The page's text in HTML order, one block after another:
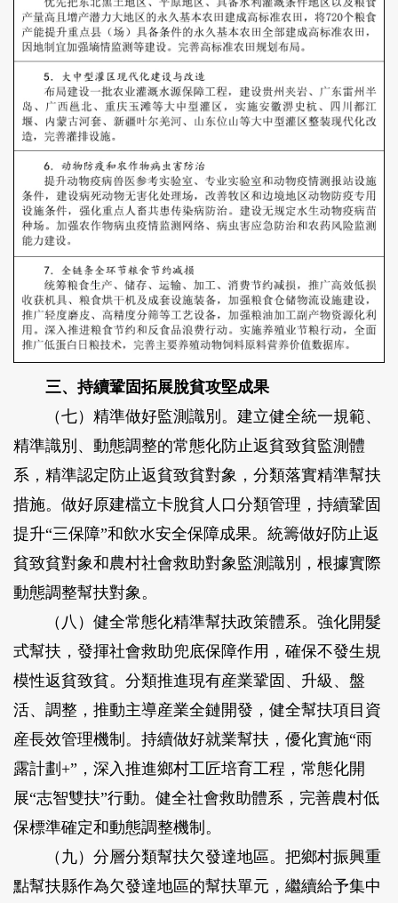
三、持續鞏固拓展脫貧攻堅成果
（七）精準做好監測識別。 建立健全統一規範、
精準識別、動態調整的常態化防止返貧致貧監測體
系，精準認定防止返貧致貧對象，分類落實精準幫扶
措施。做好原建檔立卡脫貧人口分類管理，持續鞏固
提升“三保障”和飲水安全保障成果。統籌做好防止返
貧致貧對象和農村社會救助對象監測識別，根據實際
動態調整幫扶對象。
（八）健全常態化精準幫扶政策體系。 強化開髮
式幫扶，發揮社會救助兜底保障作用，確保不發生規
模性返貧致貧。分類推進現有産業鞏固、升級、盤
活、調整，推動主導産業全鏈開發，健全幫扶項目資
産長效管理機制。持續做好就業幫扶，優化實施“雨
露計劃+”，深入推進鄉村工匠培育工程，常態化開
展“志智雙扶”行動。健全社會救助體系，完善農村低
保標準確定和動態調整機制。
（九）分層分類幫扶欠發達地區。 把鄉村振興重
點幫扶縣作為欠發達地區的幫扶單元，繼續給予集中